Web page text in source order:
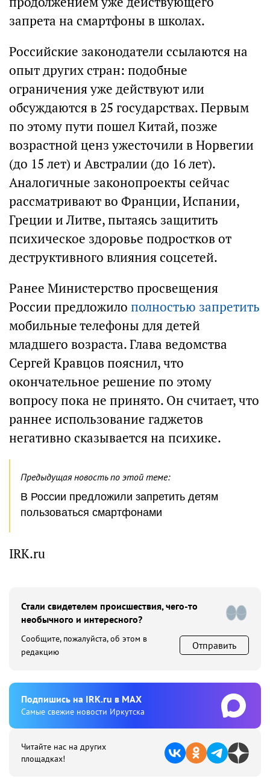
запрета на смартфоны в школах.
Российские законодатели ссылаются на
опыт других стран: подобные
ограничения уже действуют или
обсуждаются в 25 государствах. Первым
по этому пути пошел Китай, позже
возрастной ценз ужесточили в Норвегии
(до 15 лет) и Австралии (до 16 лет).
Аналогичные законопроекты сейчас
рассматривают во Франции, Испании,
Греции и Литве, пытаясь защитить
психическое здоровье подростков от
деструктивного влияния соцсетей.
Ранее Министерство просвещения
России предложило полностью запретить
мобильные телефоны для детей
младшего возраста. Глава ведомства
Сергей Кравцов пояснил, что
окончательное решение по этому
вопросу пока не принято. Он считает, что
раннее использование гаджетов
негативно сказывается на психике.
Предыдущая новость по этой теме:
В России предложили запретить детям
пользоваться смартфонами
IRK.ru
Стали свидетелем происшествия, чего-то
необычного и интересного?
Сообщите, пожалуйста, об этом в
редакцию
Отправить
Подпишиcь на IRK.ru в MAX
Cамые свежие новости Иркутска
Читайте нас на других
площадках!